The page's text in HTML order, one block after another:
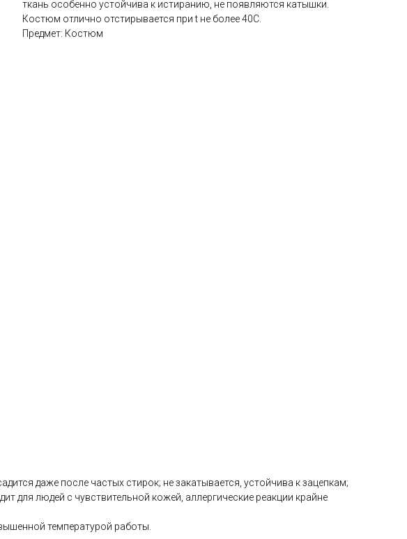
ткань особенно устойчива к истиранию, не появляются катышки.
Костюм отлично отстирывается при t не более 40С.
Предмет: Костюм
даже после частых стирок; не закатывается, устойчива к зацепкам;
для людей с чувствительной кожей, аллергические реакции крайне
температурой работы.